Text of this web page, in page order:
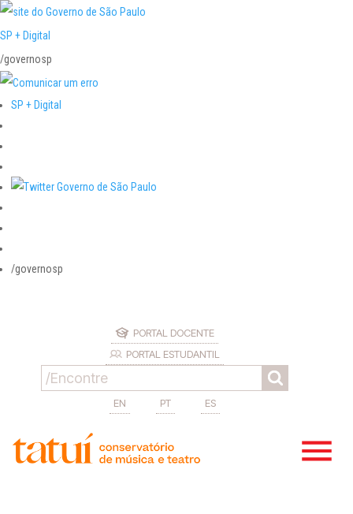
SP + Digital
/governosp
SP + Digital
/governosp
PORTAL DOCENTE
PORTAL ESTUDANTIL
EN PT ES